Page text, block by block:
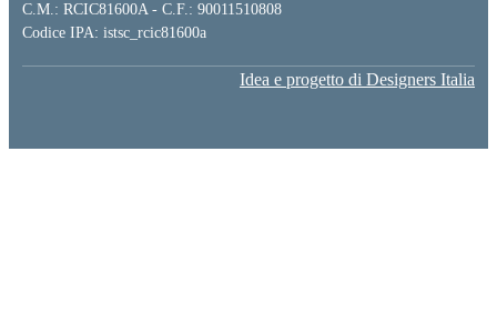
C.M.: RCIC81600A - C.F.: 90011510808
Codice IPA: istsc_rcic81600a
Idea e progetto di Designers Italia